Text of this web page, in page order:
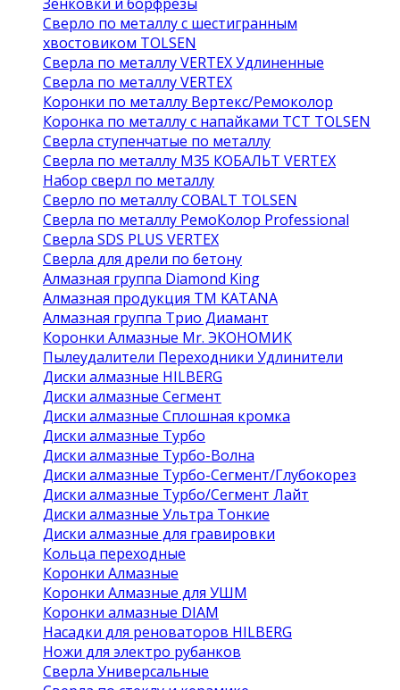
Сверло по металлу с шестигранным
хвостовиком TOLSEN
Сверла по металлу VERTEX Удлиненные
Сверла по металлу VERTEX
Коронки по металлу Вертекс/Ремоколор
Коронка по металлу с напайками TCT TOLSEN
Сверла ступенчатые по металлу
Сверла по металлу М35 КОБАЛЬТ VERTEX
Набор сверл по металлу
Сверло по металлу COBALT TOLSEN
Сверла по металлу РемоКолор Professional
Сверла SDS PLUS VERTEX
Сверла для дрели по бетону
Алмазная группа Diamond King
Алмазная продукция ТМ KATANA
Алмазная группа Трио Диамант
Коронки Алмазные Mr. ЭКОНОМИК
Пылеудалители Переходники Удлинители
Диски алмазные HILBERG
Диски алмазные Сегмент
Диски алмазные Сплошная кромка
Диски алмазные Турбо
Диски алмазные Турбо-Волна
Диски алмазные Турбо-Сегмент/Глубокорез
Диски алмазные Турбо/Сегмент Лайт
Диски алмазные Ультра Тонкие
Диски алмазные для гравировки
Кольца переходные
Коронки Алмазные
Коронки Алмазные для УШМ
Коронки алмазные DIAM
Насадки для реноваторов HILBERG
Ножи для электро рубанков
Сверла Универсальные